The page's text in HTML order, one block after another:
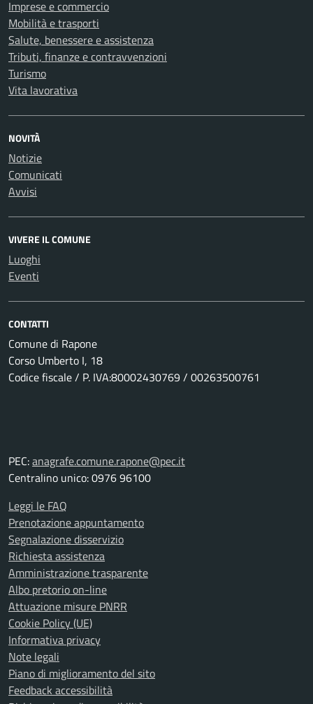
Imprese e commercio
Mobilità e trasporti
Salute, benessere e assistenza
Tributi, finanze e contravvenzioni
Turismo
Vita lavorativa
NOVITÀ
Notizie
Comunicati
Avvisi
VIVERE IL COMUNE
Luoghi
Eventi
CONTATTI
Comune di Rapone
Corso Umberto I, 18
Codice fiscale / P. IVA:80002430769 / 00263500761
PEC:anagrafe.comune.rapone@pec.it
Centralino unico: 0976 96100
Leggi le FAQ
Prenotazione appuntamento
Segnalazione disservizio
Richiesta assistenza
Amministrazione trasparente
Albo pretorio on-line
Attuazione misure PNRR
Cookie Policy (UE)
Informativa privacy
Note legali
Piano di miglioramento del sito
Feedback accessibilità